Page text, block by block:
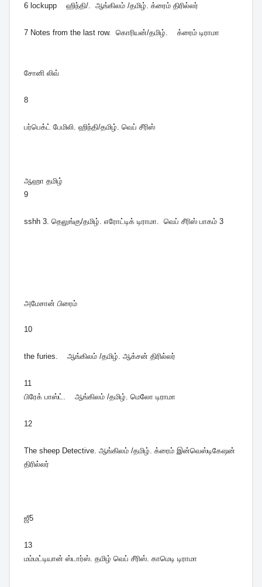
6 lockupp ஹிந்தி/. ஆங்கிலம் /தமிழ். க்ரைம் திரில்லர்
7 Notes from the last row. கொரியன்/தமிழ். க்ரைம் டிராமா
சோனி லிவ்
8
பர்பெக்ட் பேமிலி. ஹிந்தி/தமிழ். வெப் சீரிஸ்
ஆஹா தமிழ்
9
sshh 3. தெலுங்கு/தமிழ். எரோட்டிக் டிராமா. வெப் சீரிஸ் பாகம் 3
அமேசான் பிரைம்
10
the furies. ஆங்கிலம் /தமிழ். ஆக்சன் திரில்லர்
11
பிரேக் பாஸ்ட். ஆங்கிலம் /தமிழ். மெலோ டிராமா
12
The sheep Detective. ஆங்கிலம் /தமிழ். க்ரைம் இன்வெஸ்டிகேஷன்
திரில்லர்
ஜீ5
13
மம்மட்டியான் ஸ்டார்ஸ். தமிழ் வெப் சீரிஸ். காமெடி டிராமா